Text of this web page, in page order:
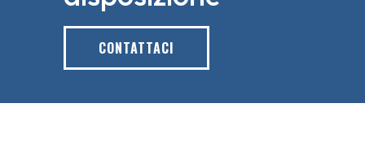
CONTATTACI